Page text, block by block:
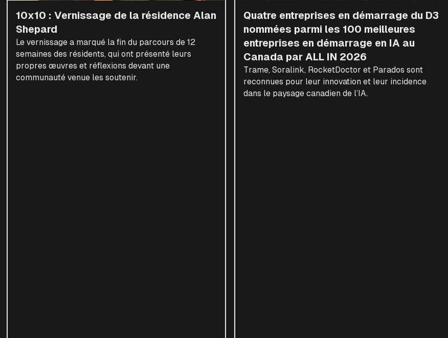
10x10 : Vernissage de la résidence Alan
Shepard
Le vernissage a marqué la fin du parcours de 12
semaines des résidents, qui ont présenté leurs
propres œuvres et réflexions devant une
communauté venue les soutenir.
Quatre entreprises en démarrage du D3
nommées parmi les 100 meilleures
entreprises en démarrage en IA au
Canada par ALL IN 2026
Trame, Soralink, RocketDoctor et Parados sont
reconnues pour leur innovation et leur incidence
dans le paysage canadien de l’IA.